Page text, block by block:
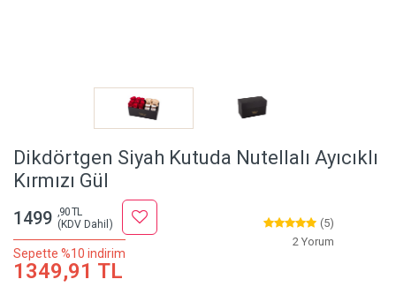
Dikdörtgen Siyah Kutuda Nutellalı Ayıcıklı
Kırmızı Gül
1499 ,90 TL
(KDV Dahil)
(5)
2 Yorum
Sepette %10 indirim
1349,91 TL